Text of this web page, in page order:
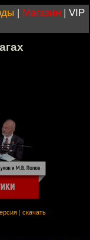
| Магазин | VIP
скачать